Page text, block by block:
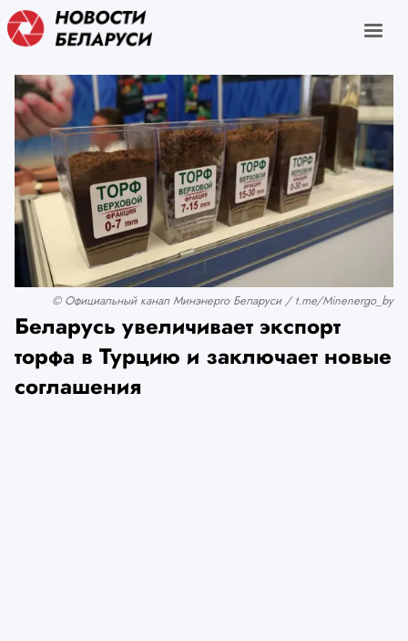
© Официальный канал Минэнерго Беларуси / t.me/Minenergo_by
Беларусь увеличивает экспорт
торфа в Турцию и заключает новые
соглашения